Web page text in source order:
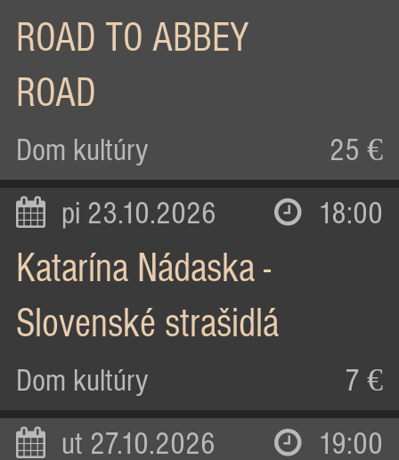
ROAD TO ABBEY
ROAD
Dom kultúry 25 €
pi 23.10.2026 18:00
Katarína Nádaska -
Slovenské strašidlá
Dom kultúry 7 €
ut 27.10.2026 19:00